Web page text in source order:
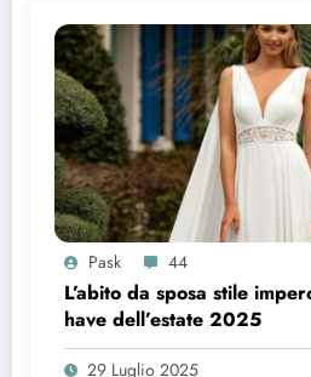
Pask 44
L’abito da sposa stile
have dell’estate 2025
29 Luglio 2025